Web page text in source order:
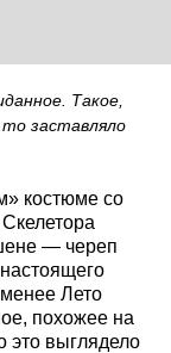
Такое,
заставляло
костюме со
— череп
Лето
похожее на
это выглядело